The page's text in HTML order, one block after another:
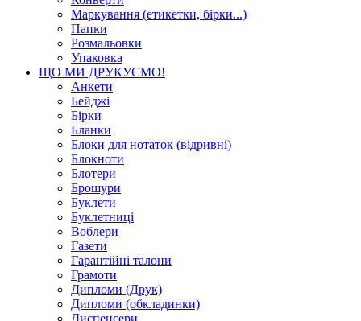
Маркування (етикетки, бірки...)
Папки
Розмальовки
Упаковка
ЩО МИ ДРУКУЄМО!
Анкети
Бейджі
Бірки
Бланки
Блоки для нотаток (відривні)
Блокноти
Блотери
Брошури
Буклети
Буклетниці
Воблери
Газети
Гарантійні талони
Грамоти
Дипломи (Друк)
Дипломи (обкладинки)
Диспенсери